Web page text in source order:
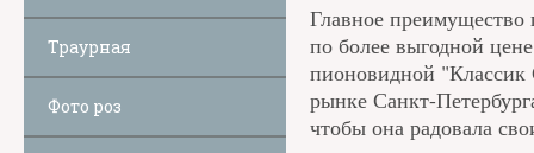
Траурная
Фото роз
Главное преимущество
по более выгодной
пионовидной "Классик
рынке Санкт-
чтобы она радовала